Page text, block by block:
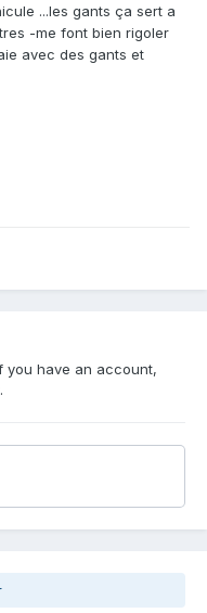
...les gants ça sert a
-me font bien rigoler
avec des gants et
you have an account,